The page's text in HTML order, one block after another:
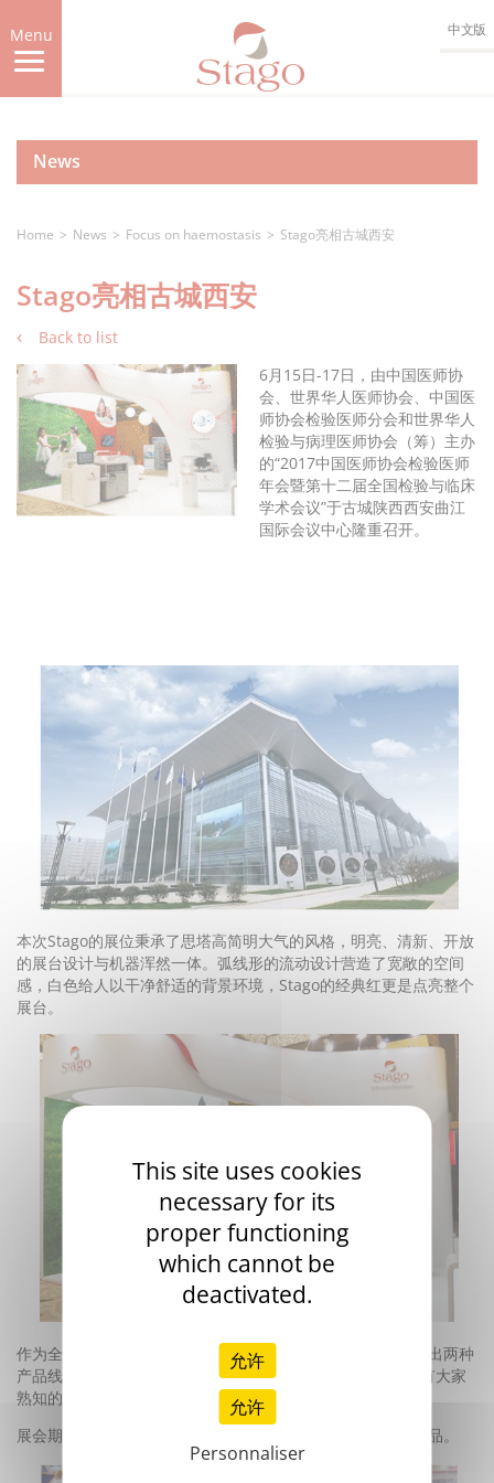
to
main
content
Menu 中文版
News
Home News Focus on haemostasis Stago亮相古城西安
Stago亮相古城西安
Back to list
6月15日-17日，由中国医师协
会、世界华人医师协会、中国医
师协会检验医师分会和世界华人
检验与病理医师协会（筹）主办
的“2017中国医师协会检验医师
年会暨第十二届全国检验与临床
学术会议”于古城陕西西安曲江
国际会议中心隆重召开。
本次Stago的展位秉承了思塔高简明大气的风格，明亮、清新、开放
的展台设计与机器浑然一体。弧线形的流动设计营造了宽敞的空间
感，白色给人以干净舒适的背景环境，Stago的经典红更是点亮整个
展台。
作为全领域、全覆盖的血凝诊断专业领导者Stago首次同台展出两种
产品线，有最新产品线Emoliz系列适用于中小型实验室，也有大家
熟知的STA系列适用于大标本量要求，满足您的所有需求。
展会期间，Stago的同事细心地为展位上参观者讲解我们的产品。
This site uses cookies
necessary for its
proper functioning
which cannot be
deactivated.
允许
允许
Personnaliser